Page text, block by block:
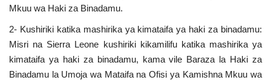
Mkuu wa Haki za Binadamu.
2- Kushiriki katika mashirika ya kimataifa ya haki za binadamu:
Misri na Sierra Leone kushiriki kikamilifu katika mashirika ya
kimataifa ya haki za binadamu, kama vile Baraza la Haki za
Binadamu la Umoja wa Mataifa na Ofisi ya Kamishna Mkuu wa